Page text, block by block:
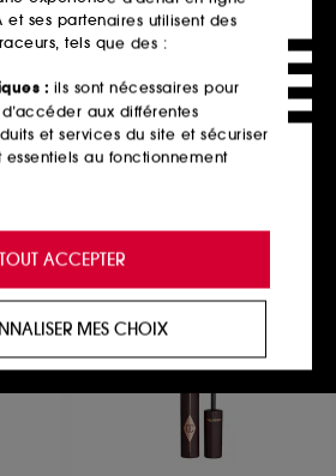
BENEFIT COSMETICS
Rollin' with Benetint
Coffret de Noël blush liquide et gloss à lèvres
26
42,00€
et ses partenaires utilisent des
tels que des :
: ils sont nécessaires pour
aux différentes
et services du site et sécuriser
au fonctionnement
et ne peuvent être désactivés.
expérience enrichie et
vous recommandant des
et des contenus qui
promotionnelles adaptées à
sociaux et publicité :
ils sont
présenter du contenu susceptible
des publicités, y compris sur des
TOUT ACCEPTER
MES CHOIX